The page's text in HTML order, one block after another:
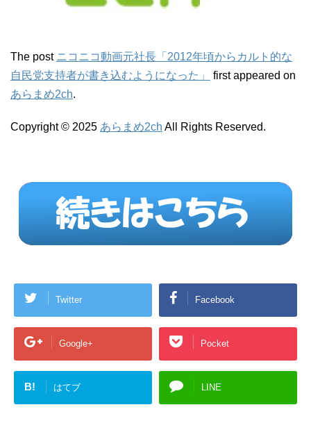
The post ニコニコ動画元社長「2012年頃からカルト的な
自民党支持者が書き込むようになった」
first appeared on
あらまめ2ch.
Copyright © 2025 あらまめ2ch All Rights Reserved.
Twitter Facebook
Google+ Pocket
B! はてブ LINE